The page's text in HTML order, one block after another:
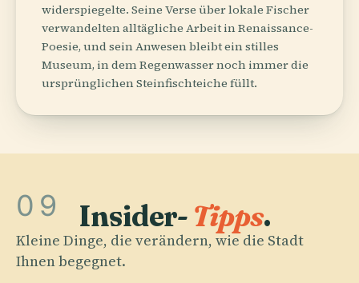
widerspiegelte. Seine Verse über lokale Fischer
verwandelten alltägliche Arbeit in Renaissance-
Poesie, und sein Anwesen bleibt ein stilles
Museum, in dem Regenwasser noch immer die
ursprünglichen Steinfischteiche füllt.
09 Insider- Tipps.
Kleine Dinge, die verändern, wie die Stadt
Ihnen begegnet.